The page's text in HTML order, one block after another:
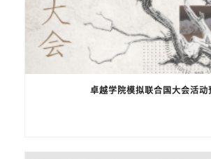
卓越学院模拟联合国大会活动